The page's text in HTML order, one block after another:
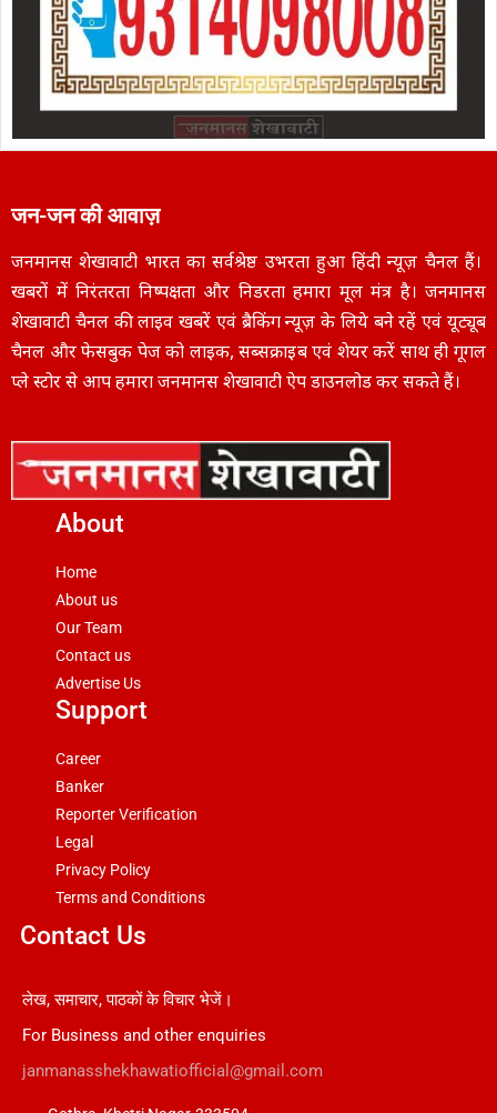
जन-जन की आवाज़
जनमानस शेखावाटी भारत का सर्वश्रेष्ठ उभरता हुआ हिंदी न्यूज़ चैनल हैं।
खबरों में निरंतरता निष्पक्षता और निडरता हमारा मूल मंत्र है। जनमानस
शेखावाटी चैनल की लाइव खबरें एवं ब्रैकिंग न्यूज़ के लिये बने रहें एवं यूट्यूब
चैनल और फेसबुक पेज को लाइक, सब्सक्राइब एवं शेयर करें साथ ही गूगल
प्ले स्टोर से आप हमारा जनमानस शेखावाटी ऐप डाउनलोड कर सकते हैं।
About
Home
About us
Our Team
Contact us
Advertise Us
Support
Career
Banker
Reporter Verification
Legal
Privacy Policy
Terms and Conditions
Contact Us
लेख, समाचार, पाठकों के विचार भेजें।
For Business and other enquiries
janmanasshekhawatiofficial@gmail.com